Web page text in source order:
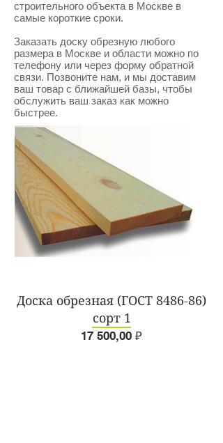
строительного объекта в Москве в
самые короткие сроки.
Заказать доску обрезную любого
размера в Москве и области можно по
телефону или через форму обратной
связи. Позвоните нам, и мы доставим
ваш товар с ближайшей базы, чтобы
обслужить ваш заказ как можно
быстрее.
Доска обрезная (ГОСТ 8486-86)
сорт 1
17 500,00 ₽Цена